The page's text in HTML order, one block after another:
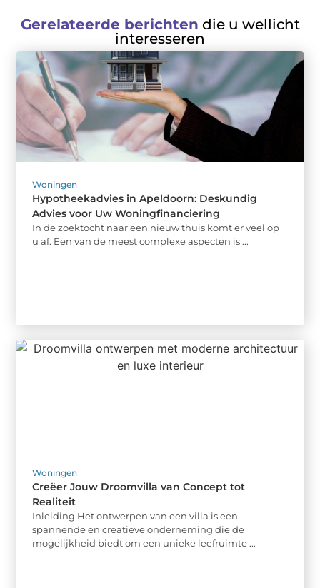
Gerelateerde berichten die u wellicht
interesseren
Woningen
Hypotheekadvies in Apeldoorn: Deskundig
Advies voor Uw Woningfinanciering
In de zoektocht naar een nieuw thuis komt er veel op
u af. Een van de meest complexe aspecten is ...
Woningen
Creëer Jouw Droomvilla van Concept tot
Realiteit
Inleiding Het ontwerpen van een villa is een
spannende en creatieve onderneming die de
mogelijkheid biedt om een unieke leefruimte ...